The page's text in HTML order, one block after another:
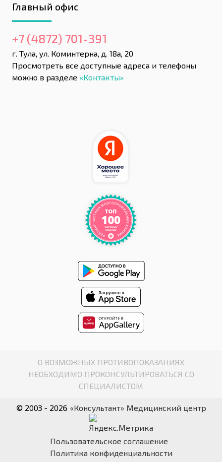
Главный офис
+7 (4872) 701-391
г. Тула, ул. Коминтерна, д. 18а, 20
Просмотреть все доступные адреса и телефоны
можно в разделе «Контакты»
О ВОЗМОЖНЫХ ПРОТИВОПОКАЗАНИЯХ
НЕОБХОДИМО ПРОКОНСУЛЬТИРОВАТЬСЯ СО
СПЕЦИАЛИСТОМ
© 2003 - 2026 «Консультант» Медицинский центр
Пользовательское соглашение
Политика конфиденциальности